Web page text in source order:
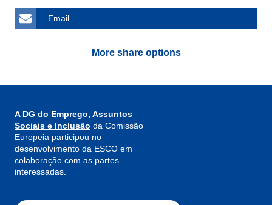
Email
More share options
A DG do Emprego, Assuntos
Sociais e Inclusão da Comissão
Europeia participou no
desenvolvimento da ESCO em
colaboração com as partes
interessadas.